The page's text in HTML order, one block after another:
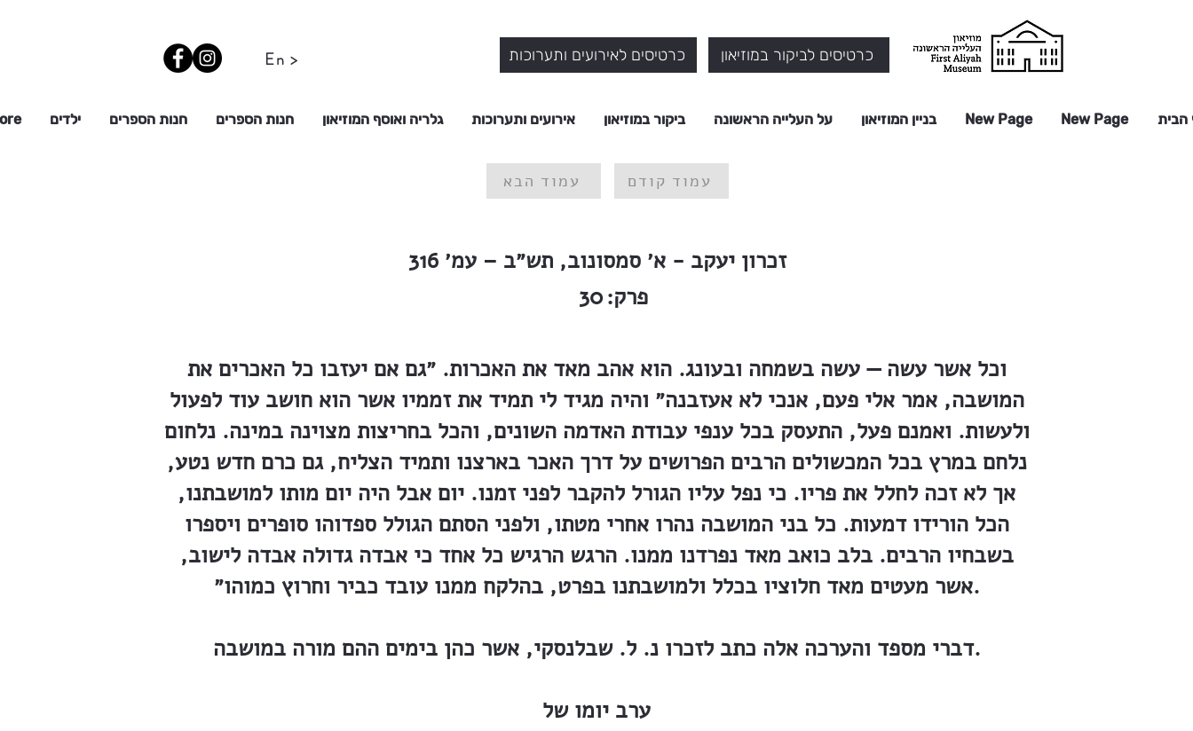
En > כרטיסים לאירועים ותערוכות כרטיסים לביקור במוזיאון
הבית New Page
New Page בניין המוזיאון על העלייה הראשונה ביקור במוזיאון אירועים ותערוכות גלריה ואוסף המוזיאון חנות הספרים חנות הספרים ילדים
עמוד הבא עמוד קודם
זכרון יעקב - א׳ סמסונוב, תש״ב – עמ׳ 316
30פרק:
וכל אשר עשה — עשה בשמחה ובעונג. הוא אהב מאד את האכרות. ״גם אם יעזבו כל האכרים את
המושבה, אמר אלי פעם, אנכי לא אעזבנה״ והיה מגיד לי תמיד את זממיו אשר הוא חושב עוד לפעול
ולעשות. ואמנם פעל, התעסק בכל ענפי עבודת האדמה השונים, והכל בחריצות מצוינה במינה. נלחום
נלחם במרץ בכל המכשולים הרבים הפרושים על דרך האכר בארצנו ותמיד הצליח, גם כרם חדש נטע,
אך לא זכה לחלל את פריו. כי נפל עליו הגורל להקבר לפני זמנו. יום אבל היה יום מותו למושבתנו,
הכל הורידו דמעות. כל בני המושבה נהרו אחרי מטתו, ולפני הסתם הגולל ספדוהו סופרים ויספרו
בשבחיו הרבים. בלב כואב מאד נפרדנו ממנו. הרגש הרגיש כל אחד כי אבדה גדולה אבדה לישוב,
אשר מעטים מאד חלוציו בכלל ולמושבתנו בפרט, בהלקח ממנו עובד כביר וחרוץ כמוהו״.
דברי מספד והערכה אלה כתב לזכרו נ. ל. שבלנסקי, אשר כהן בימים ההם מורה במושבה.
ערב יומו של